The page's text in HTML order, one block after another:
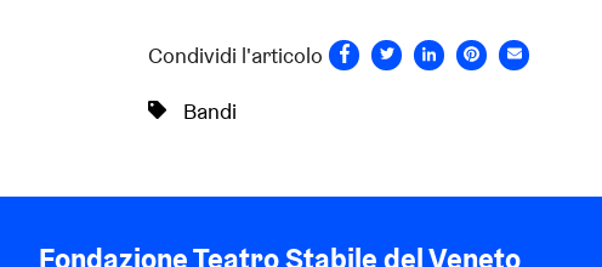
Condividi l'articolo
Bandi
Fondazione Teatro Stabile del Veneto